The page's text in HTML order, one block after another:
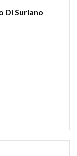
Di Suriano